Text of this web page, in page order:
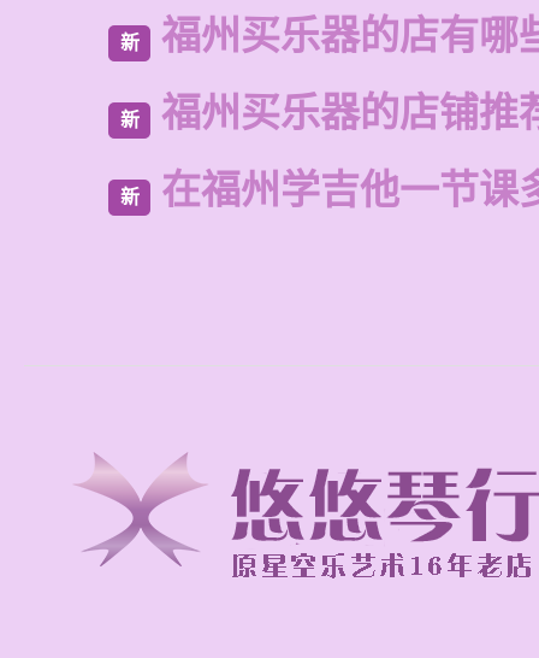
新 福州买乐器的店有哪
新 福州买乐器的店铺推
新 在福州学吉他一节课